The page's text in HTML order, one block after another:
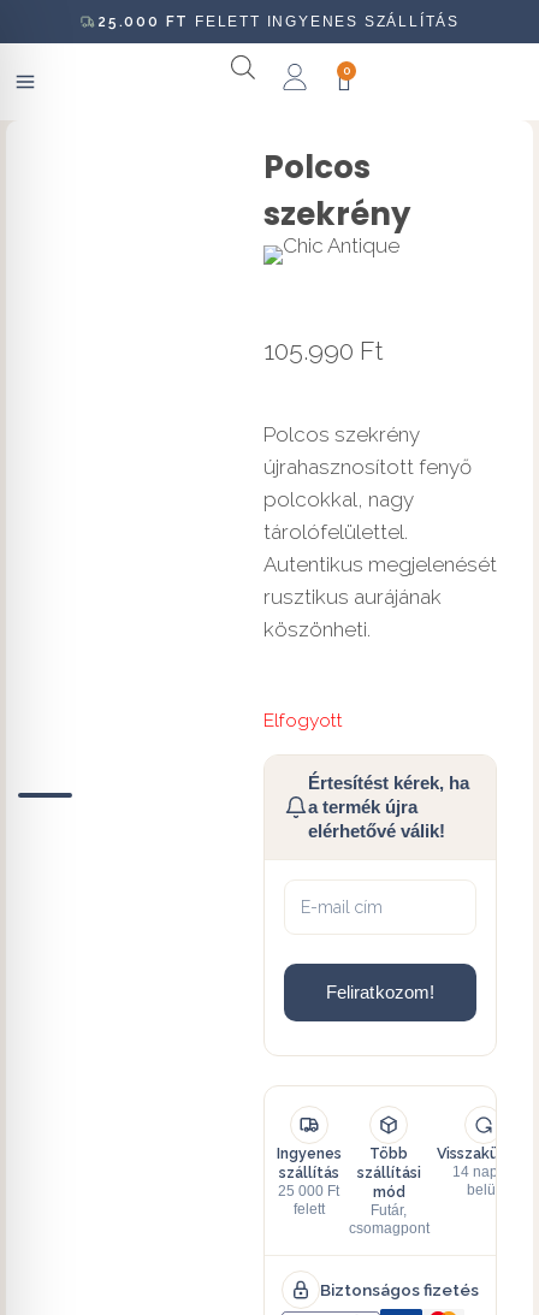
25.000 FT FELETT INGYENES SZÁLLÍTÁS
0
Polcos
szekrény
105.990 Ft
Polcos szekrény
újrahasznosított fenyő
polcokkal, nagy
tárolófelülettel.
Autentikus megjelenését
rusztikus aurájának
köszönheti.
Elfogyott
Értesítést kérek, ha
a termék újra
elérhetővé válik!
Feliratkozom!
Ingyenes
szállítás
25 000 Ft
felett
Több
szállítási
mód
Futár,
csomagpont
Visszaküldés
14 napon
belül
Biztonságos fizetés